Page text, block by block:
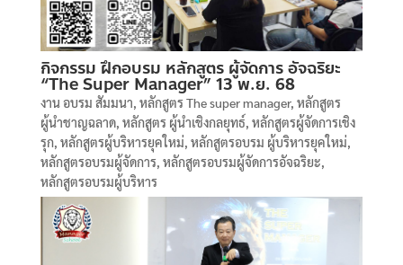
กิจกรรม ฝึกอบรม หลักสูตร ผู้จัดการ อัจฉริยะ
“The Super Manager” 13 พ.ย. 68
งาน อบรม สัมมนา, หลักสูตร The super manager, หลักสูตร
ผู้นำชาญฉลาด, หลักสูตร ผู้นำเชิงกลยุทธ์, หลักสูตรผู้จัดการเชิง
รุก, หลักสูตรผู้บริหารยุคใหม่, หลักสูตรอบรม ผู้บริหารยุคใหม่,
หลักสูตรอบรมผู้จัดการ, หลักสูตรอบรมผู้จัดการอัจฉริยะ,
หลักสูตรอบรมผู้บริหาร